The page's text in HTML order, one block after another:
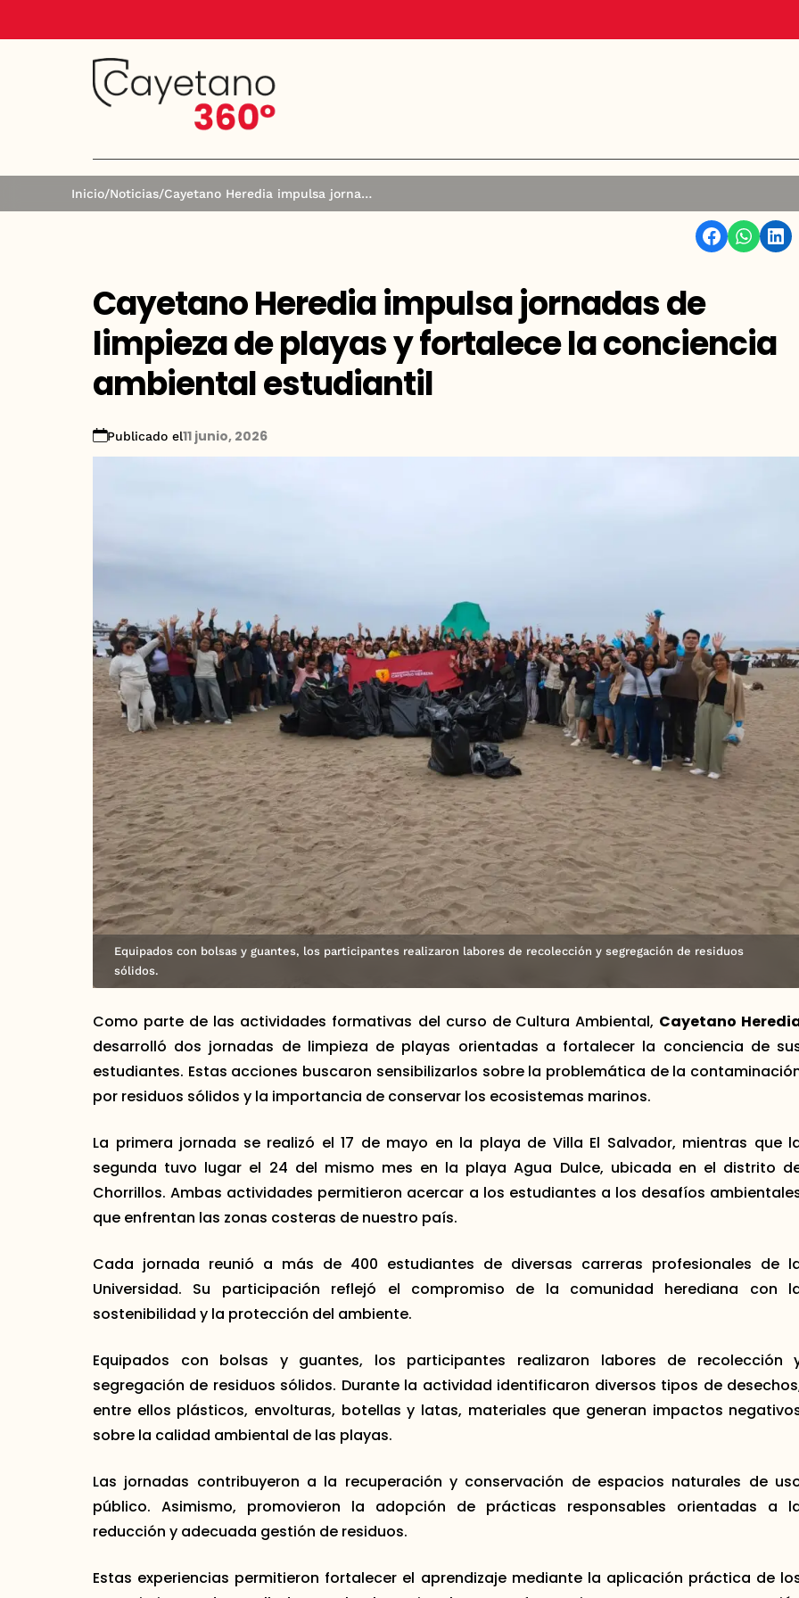
Inicio/Noticias/ Cayetano Heredia impulsa jornadas de limpieza de playas y fortalece la conciencia ambiental estudiantil
Facebook WhatsApp Linkedin
Cayetano Heredia impulsa jornadas de
limpieza de playas y fortalece la conciencia
ambiental estudiantil
Publicado el11 junio, 2026
Equipados con bolsas y guantes, los participantes realizaron labores de recolección y segregación de residuos
sólidos.
Como parte de las actividades formativas del curso de Cultura Ambiental, Cayetano
desarrolló dos jornadas de limpieza de playas orientadas a fortalecer la conciencia de
estudiantes. Estas acciones buscaron sensibilizarlos sobre la problemática de la
por residuos sólidos y la importancia de conservar los ecosistemas marinos.
La primera jornada se realizó el 17 de mayo en la playa de Villa El Salvador, mientras que
segunda tuvo lugar el 24 del mismo mes en la playa Agua Dulce, ubicada en el distrito
Chorrillos. Ambas actividades permitieron acercar a los estudiantes a los desafíos
que enfrentan las zonas costeras de nuestro país.
Cada jornada reunió a más de 400 estudiantes de diversas carreras profesionales de
Universidad. Su participación reflejó el compromiso de la comunidad herediana con
sostenibilidad y la protección del ambiente.
Equipados con bolsas y guantes, los participantes realizaron labores de recolección
segregación de residuos sólidos. Durante la actividad identificaron diversos tipos de
entre ellos plásticos, envolturas, botellas y latas, materiales que generan impactos
sobre la calidad ambiental de las playas.
Las jornadas contribuyeron a la recuperación y conservación de espacios naturales de
público. Asimismo, promovieron la adopción de prácticas responsables orientadas a
reducción y adecuada gestión de residuos.
Estas experiencias permitieron fortalecer el aprendizaje mediante la aplicación práctica de